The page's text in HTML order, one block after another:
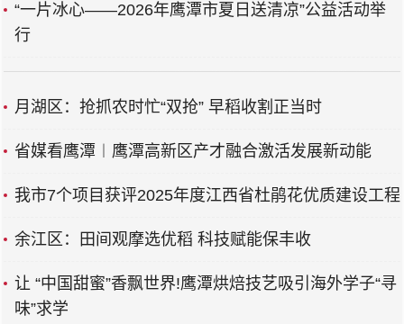
“一片冰心——2026年鹰潭市夏日送清凉”公益活动举
行
月湖区：抢抓农时忙“双抢” 早稻收割正当时
省媒看鹰潭︱鹰潭高新区产才融合激活发展新动能
我市7个项目获评2025年度江西省杜鹃花优质建设工程
余江区：田间观摩选优稻 科技赋能保丰收
让 “中国甜蜜”香飘世界!鹰潭烘焙技艺吸引海外学子“寻
味”求学